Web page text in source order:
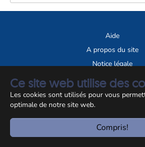
Ce site web utilise des
Les cookies sont utilisés pour vous
optimale de notre site web.
Compris!
Aide
A propos du site
Notice légale
© CCSS 2026